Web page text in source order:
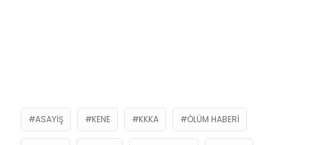
ASAYIŞ KENE KKKA ÖLÜM HABERI